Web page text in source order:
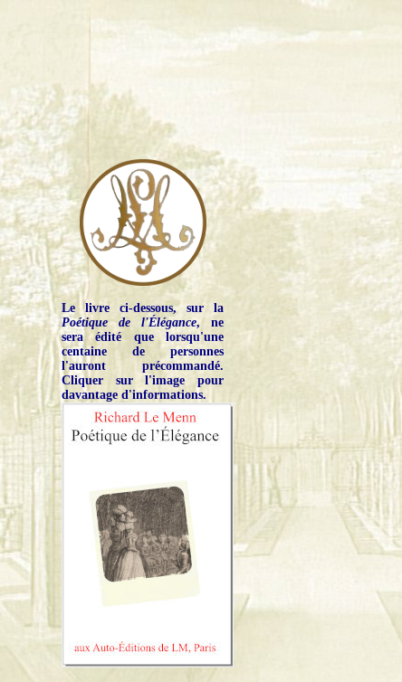
Le livre ci-dessous, sur la
Poétique de l'Élégance, ne
sera édité que lorsqu'une
centaine de personnes
l'auront précommandé.
Cliquer sur l'image pour
davantage d'informations.